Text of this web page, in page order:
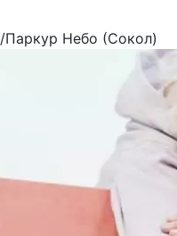
/Паркур Небо (Сокол)